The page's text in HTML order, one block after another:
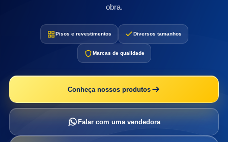
obra.
Pisos e revestimentos Diversos tamanhos
Marcas de qualidade
Conheça nossos produtos
Falar com uma vendedora